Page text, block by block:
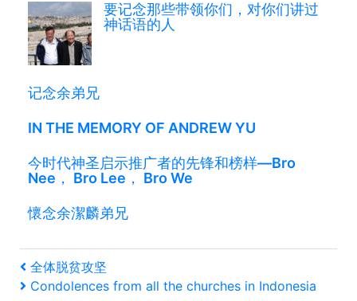
要记念那些带领你们，对你们讲过
神话语的人
记念余弟兄
IN THE MEMORY OF ANDREW YU
今时代神圣启示推广者的先锋和榜样—Bro
Nee， Bro Lee， Bro We
懷念余潔麟弟兄
文
上
一
全体脱贫攻坚
下
Condolences from all the churches in Indonesia